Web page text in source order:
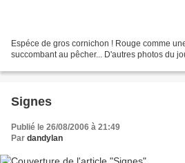
Espéce de gros cornichon ! Rouge comme
succombant au pêcher... D'autres photos du
Signes
Publié le 26/08/2006 à 21:49
Par dandylan